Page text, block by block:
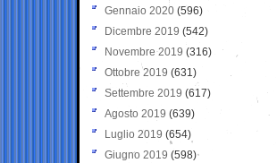
Gennaio 2020 (596)
Dicembre 2019 (542)
Novembre 2019 (316)
Ottobre 2019 (631)
Settembre 2019 (617)
Agosto 2019 (639)
Luglio 2019 (654)
Giugno 2019 (598)